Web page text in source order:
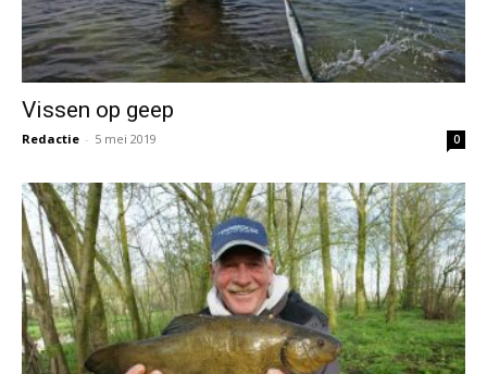
Redactie - 2 mei 2019 0